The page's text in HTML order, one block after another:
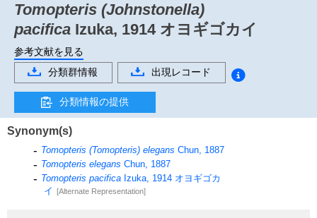
Tomopteris (Johnstonella)
pacifica Izuka, 1914 オヨギゴカイ
参考文献を見る
分類群情報
出現レコード
分類情報の提供
Synonym(s)
Tomopteris (Tomopteris) elegans Chun, 1887
Tomopteris elegans Chun, 1887
Tomopteris pacifica Izuka, 1914 オヨギゴカ
イ [Alternate Representation]